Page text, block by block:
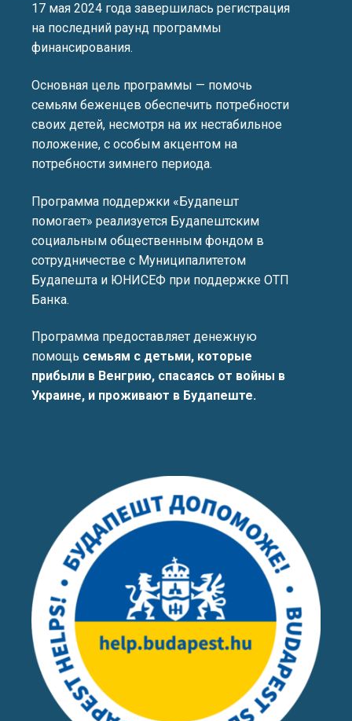
17 мая 2024 года завершилась регистрация
на последний раунд программы
финансирования.
Основная цель программы — помочь
семьям беженцев обеспечить потребности
своих детей, несмотря на их нестабильное
положение, с особым акцентом на
потребности зимнего периода.
Программа поддержки «Будапешт
помогает» реализуется Будапештским
социальным общественным фондом в
сотрудничестве с Муниципалитетом
Будапешта и ЮНИСЕФ при поддержке ОТП
Банка.
Программа предоставляет денежную
помощь семьям с детьми, которые
прибыли в Венгрию, спасаясь от войны в
Украине, и проживают в Будапеште.